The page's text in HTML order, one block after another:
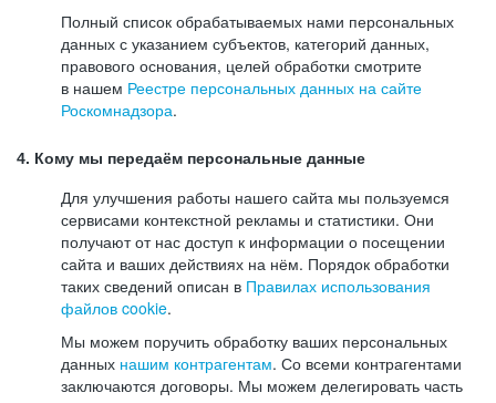
Полный список обрабатываемых нами персональных
данных с указанием субъектов, категорий данных,
правового основания, целей обработки смотрите
в нашем Реестре персональных данных на сайте
Роскомнадзора.
4. Кому мы передаём персональные данные
Для улучшения работы нашего сайта мы пользуемся
сервисами контекстной рекламы и статистики. Они
получают от нас доступ к информации о посещении
сайта и ваших действиях на нём. Порядок обработки
таких сведений описан в Правилах использования
файлов cookie.
Мы можем поручить обработку ваших персональных
данных нашим контрагентам. Со всеми контрагентами
заключаются договоры. Мы можем делегировать часть